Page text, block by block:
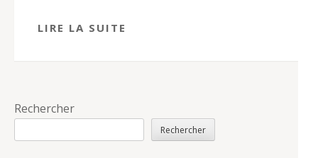
LIRE LA SUITE
Rechercher
Rechercher